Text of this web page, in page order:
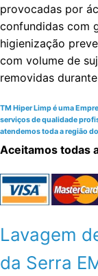
provocadas por
confundidas com
higienização
com volume de
removidas
TM Hiper Limp é uma
serviços de qualidade
atendemos toda a região
Aceitamos todas
Lavagem
da Serra